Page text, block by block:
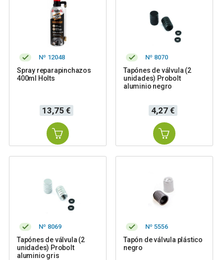
Nº 12048
Spray reparapinchazos
400ml Holts
Precio
13,75 €
Nº 8070
Tapónes de válvula (2
unidades) Probolt
aluminio negro
Precio
4,27 €
Nº 8069
Tapónes de válvula (2
unidades) Probolt
aluminio gris
Nº 5556
Tapón de válvula plástico
negro